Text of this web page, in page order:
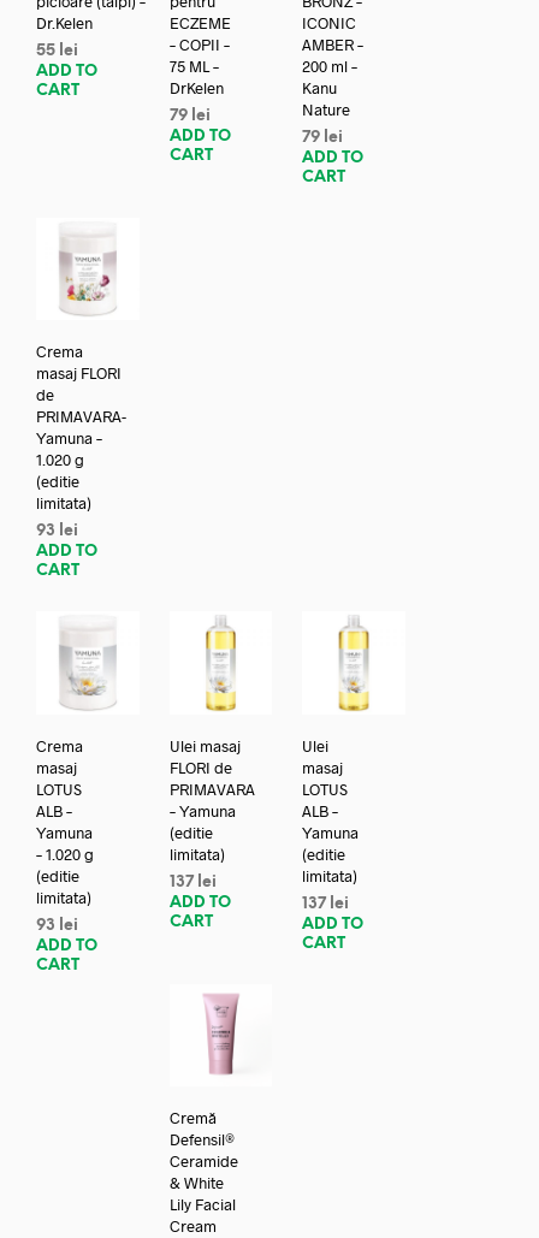
Dr.Kelen
55 lei
ADD TO
CART
ECZEME
– COPII –
75 ML –
DrKelen
79 lei
ADD TO
CART
ICONIC
AMBER –
200 ml –
Kanu
Nature
79 lei
ADD TO
CART
Crema
masaj FLORI
de
PRIMAVARA-
Yamuna –
1.020 g
(editie
limitata)
93
lei
ADD TO
CART
Crema
masaj
LOTUS
ALB –
Yamuna
– 1.020 g
(editie
limitata)
93
lei
ADD TO
CART
Ulei masaj
FLORI de
PRIMAVARA
– Yamuna
(editie
limitata)
137 lei
ADD TO
CART
Ulei
masaj
LOTUS
ALB –
Yamuna
(editie
limitata)
137 lei
ADD TO
CART
Cremă
Defensil®
Ceramide
& White
Lily Facial
Cream